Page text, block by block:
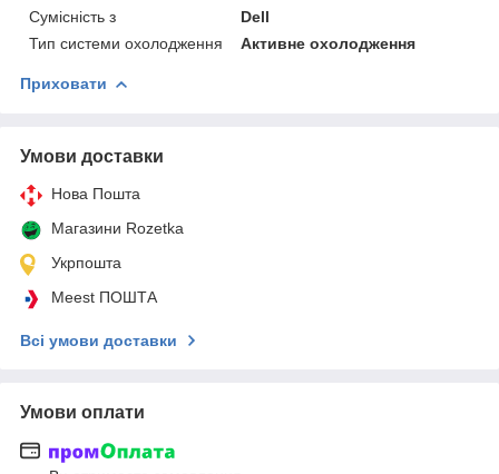
Сумісність з
Dell
Тип системи охолодження
Активне охолодження
Приховати
Умови доставки
Нова Пошта
Магазини Rozetka
Укрпошта
Meest ПОШТА
Всі умови доставки
Умови оплати